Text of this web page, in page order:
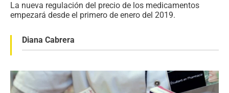
La nueva regulación del precio de los medicamentos
empezará desde el primero de enero del 2019.
Diana Cabrera